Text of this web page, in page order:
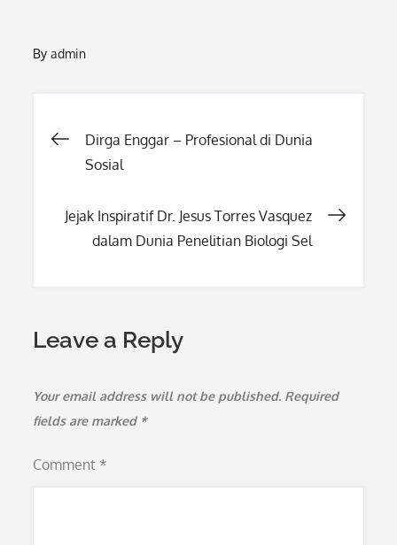
Byadmin
Post
Dirga Enggar – Profesional di Dunia
Sosial
Jejak Inspiratif Dr. Jesus Torres Vasquez
dalam Dunia Penelitian Biologi Sel
Leave a Reply
Your email address will not be published. Required
fields are marked *
Comment *